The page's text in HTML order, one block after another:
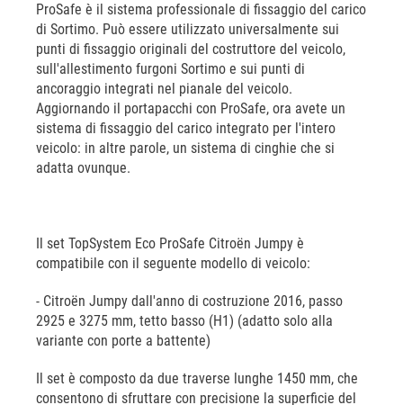
ProSafe è il sistema professionale di fissaggio del carico
di Sortimo. Può essere utilizzato universalmente sui
punti di fissaggio originali del costruttore del veicolo,
sull'allestimento furgoni Sortimo e sui punti di
ancoraggio integrati nel pianale del veicolo.
Aggiornando il portapacchi con ProSafe, ora avete un
sistema di fissaggio del carico integrato per l'intero
veicolo: in altre parole, un sistema di cinghie che si
adatta ovunque.
Il set TopSystem Eco ProSafe Citroën Jumpy è
compatibile con il seguente modello di veicolo:
- Citroën Jumpy dall'anno di costruzione 2016, passo
2925 e 3275 mm, tetto basso (H1) (adatto solo alla
variante con porte a battente)
Il set è composto da due traverse lunghe 1450 mm, che
consentono di sfruttare con precisione la superficie del